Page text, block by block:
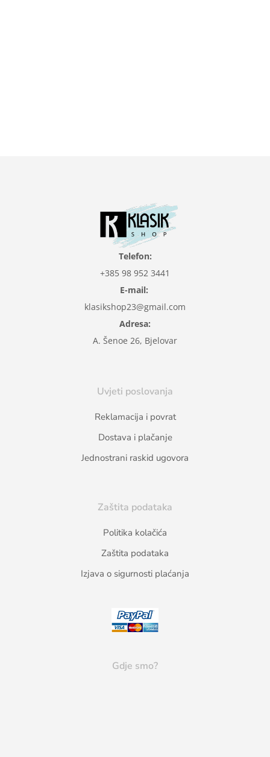
Telefon:
+385 98 952 3441
E-mail:
klasikshop23@gmail.com
Adresa:
A. Šenoe 26, Bjelovar
Uvjeti poslovanja
Reklamacija i povrat
Dostava i plačanje
Jednostrani raskid ugovora
Zaštita podataka
Politika kolačića
Zaštita podataka
Izjava o sigurnosti plaćanja
Gdje smo?